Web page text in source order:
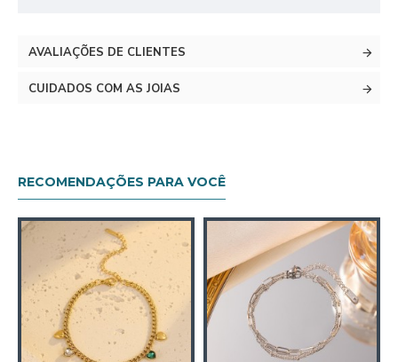
AVALIAÇÕES DE CLIENTES
CUIDADOS COM AS JOIAS
RECOMENDAÇÕES PARA VOCÊ